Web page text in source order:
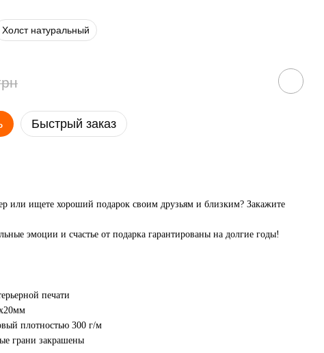
Холст натуральный
Быстрый заказ
или ищете хороший подарок своим друзьям и близким? Закажите
эмоции и счастье от подарка гарантированы на долгие годы!
печати
плотностью 300 г/м
грани закрашены